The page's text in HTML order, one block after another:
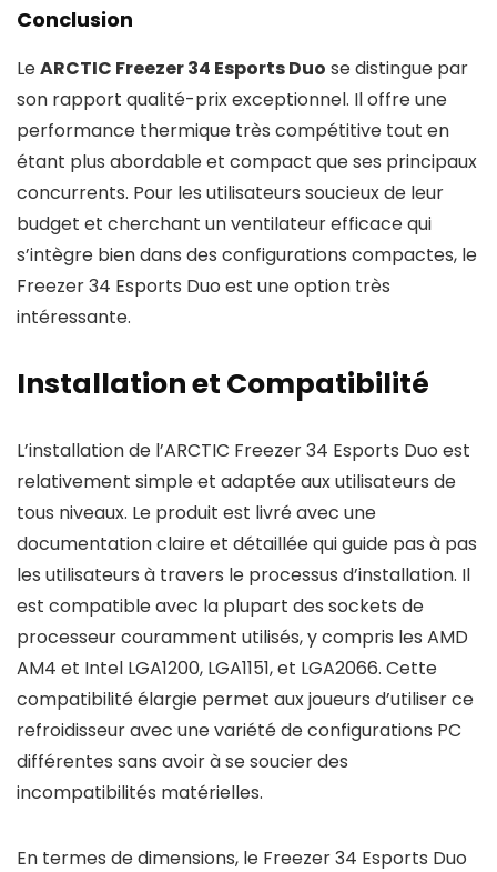
Conclusion
LeARCTIC Freezer 34 Esports Duo se distingue par
son rapport qualité-prix exceptionnel. Il offre une
performance thermique très compétitive tout en
étant plus abordable et compact que ses principaux
concurrents. Pour les utilisateurs soucieux de leur
budget et cherchant un ventilateur efficace qui
s’intègre bien dans des configurations compactes, le
Freezer 34 Esports Duo est une option très
intéressante.
Installation et Compatibilité
L’installation de l’ARCTIC Freezer 34 Esports Duo est
relativement simple et adaptée aux utilisateurs de
tous niveaux. Le produit est livré avec une
documentation claire et détaillée qui guide pas à pas
les utilisateurs à travers le processus d’installation. Il
est compatible avec la plupart des sockets de
processeur couramment utilisés, y compris les AMD
AM4 et Intel LGA1200, LGA1151, et LGA2066. Cette
compatibilité élargie permet aux joueurs d’utiliser ce
refroidisseur avec une variété de configurations PC
différentes sans avoir à se soucier des
incompatibilités matérielles.
En termes de dimensions, le Freezer 34 Esports Duo